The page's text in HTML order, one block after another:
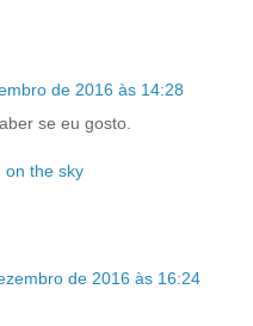
de 2016 às 14:28
se eu gosto.
on the sky
de 2016 às 16:24